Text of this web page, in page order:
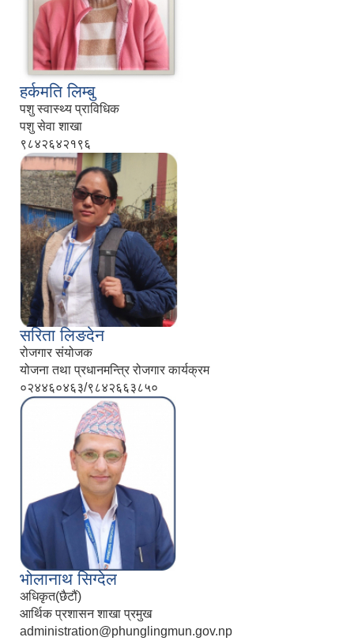
हर्कमति लिम्बु
पशु स्वास्थ्य प्राविधिक
पशु सेवा शाखा
९८४२६४२१९६
सरिता लिङदेन
रोजगार संयोजक
योजना तथा प्रधानमन्त्रि रोजगार कार्यक्रम
०२४४६०४६३/९८४२६६३८५०
भोलानाथ सिग्देल
अधिकृत(छैटौं)
आर्थिक प्रशासन शाखा प्रमुख
administration@phunglingmun.gov.np